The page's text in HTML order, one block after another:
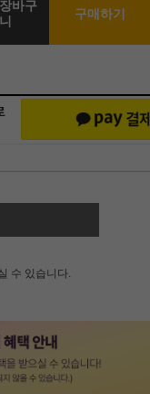
장바구
니
구매하기
수 있습니다.